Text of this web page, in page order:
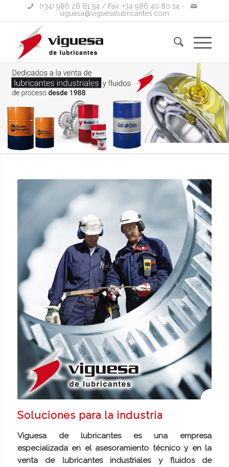
(+34) 986 28 81 54 / Fax: +34 986 40 80 14 -
viguesa@viguesalubricantes.com
Soluciones para la industria
Viguesa de lubricantes es una empresa
especializada en el asesoramiento técnico y en la
venta de lubricantes industriales y fluidos de